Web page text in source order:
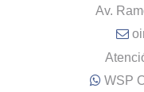
Av.
WSP